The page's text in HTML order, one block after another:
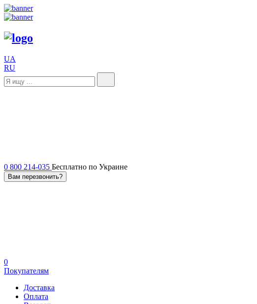
UA
RU
0 800 214-035 Бесплатно по Украине
Вам перезвонить?
0
Покупателям
Доставка
Оплата